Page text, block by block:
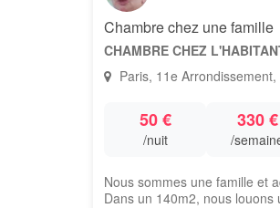
Chambre chez une famille
CHAMBRE CHEZ
Paris, 11e
50 €
/nuit
330 €
/
Nous sommes une famille et
Dans un 140m2, nous louons